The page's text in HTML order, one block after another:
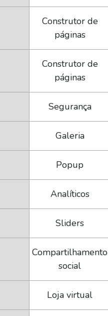
Construtor de
páginas
Construtor de
páginas
Segurança
Galeria
Popup
Analíticos
Sliders
Compartilhamento
social
Loja virtual